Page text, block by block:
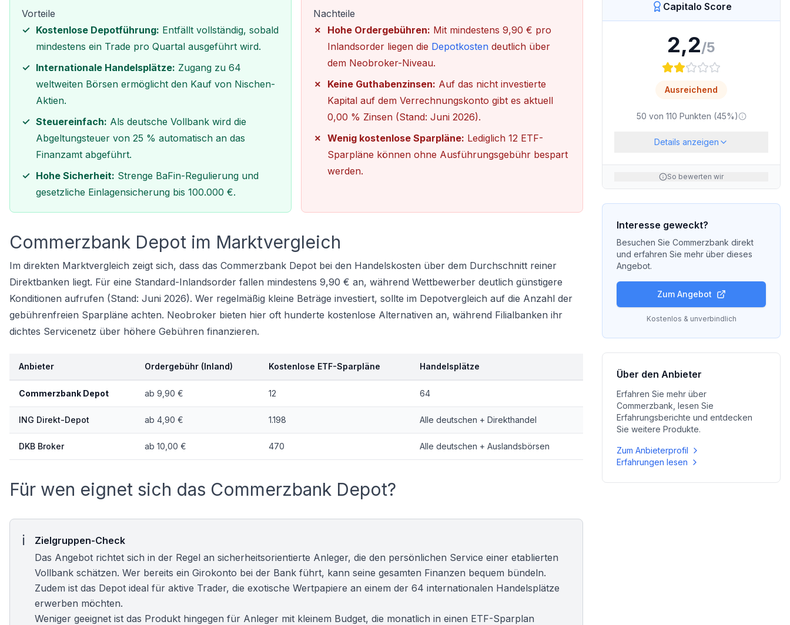
Vorteile
Kostenlose Depotführung: Entfällt vollständig, sobald
mindestens ein Trade pro Quartal ausgeführt wird.
Internationale Handelsplätze: Zugang zu 64
weltweiten Börsen ermöglicht den Kauf von Nischen-
Aktien.
Steuereinfach: Als deutsche Vollbank wird die
Abgeltungsteuer von 25 % automatisch an das
Finanzamt abgeführt.
Hohe Sicherheit: Strenge BaFin-Regulierung und
gesetzliche Einlagensicherung bis 100.000 €.
Nachteile
Hohe Ordergebühren: Mit mindestens 9,90 € pro
Inlandsorder liegen die Depotkosten deutlich über
dem Neobroker-Niveau.
Keine Guthabenzinsen: Auf das nicht investierte
Kapital auf dem Verrechnungskonto gibt es aktuell
0,00 % Zinsen (Stand: Juni 2026).
Wenig kostenlose Sparpläne: Lediglich 12 ETF-
Sparpläne können ohne Ausführungsgebühr bespart
werden.
Commerzbank Depot im Marktvergleich
Im direkten Marktvergleich zeigt sich, dass das Commerzbank Depot bei den Handelskosten über dem Durchschnitt reiner
Direktbanken liegt. Für eine Standard-Inlandsorder fallen mindestens 9,90 € an, während Wettbewerber deutlich günstigere
Konditionen aufrufen (Stand: Juni 2026). Wer regelmäßig kleine Beträge investiert, sollte im Depotvergleich auf die Anzahl der
gebührenfreien Sparpläne achten. Neobroker bieten hier oft hunderte kostenlose Alternativen an, während Filialbanken ihr
dichtes Servicenetz über höhere Gebühren finanzieren.
Anbieter Ordergebühr (Inland) Kostenlose ETF-Sparpläne Handelsplätze
Commerzbank Depot ab 9,90 € 12 64
ING Direkt-Depot ab 4,90 € 1.198 Alle deutschen + Direkthandel
DKB Broker ab 10,00 € 470 Alle deutschen + Auslandsbörsen
Für wen eignet sich das Commerzbank Depot?
Zielgruppen-Check
Das Angebot richtet sich in der Regel an sicherheitsorientierte Anleger, die den persönlichen Service einer etablierten
Vollbank schätzen. Wer bereits ein Girokonto bei der Bank führt, kann seine gesamten Finanzen bequem bündeln.
Zudem ist das Depot ideal für aktive Trader, die exotische Wertpapiere an einem der 64 internationalen Handelsplätze
erwerben möchten.
Weniger geeignet ist das Produkt hingegen für Anleger mit kleinem Budget, die monatlich in einen ETF-Sparplan
Capitalo Score
2,2/5
Ausreichend
50 von 110 Punkten (45%)
Details anzeigen
So bewerten wir
Interesse geweckt?
Besuchen Sie Commerzbank direkt
und erfahren Sie mehr über dieses
Angebot.
Zum Angebot
Kostenlos & unverbindlich
Über den Anbieter
Erfahren Sie mehr über
Commerzbank , lesen Sie
Erfahrungsberichte und entdecken
Sie weitere Produkte.
Zum Anbieterprofil
Erfahrungen lesen